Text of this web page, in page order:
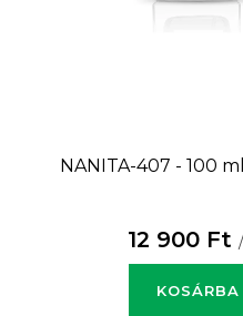
NANITA-407 - 100 ml
12 900 Ft
KOSÁRBA